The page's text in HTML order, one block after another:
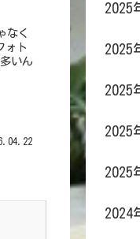
なく
ォト
いん
2025
2025
2025
2025
2025
2024